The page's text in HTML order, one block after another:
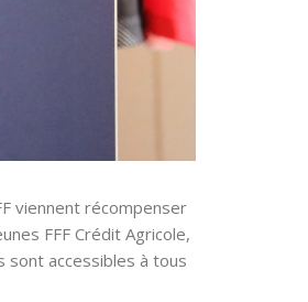
viennent récompenser
FFF Crédit Agricole,
sont accessibles à tous